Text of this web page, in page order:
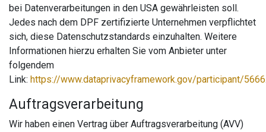
bei Datenverarbeitungen in den USA gewährleisten soll.
Jedes nach dem DPF zertifizierte Unternehmen verpflichtet
sich, diese Datenschutzstandards einzuhalten. Weitere
Informationen hierzu erhalten Sie vom Anbieter unter
folgendem
Link: https://www.dataprivacyframework.gov/participant/5666
Auftragsverarbeitung
Wir haben einen Vertrag über Auftragsverarbeitung (AVV)